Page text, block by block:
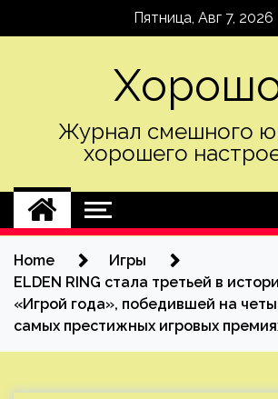
Пятница, Авг 7, 2026
Журнал смешного
хорошего
Home
Игры
ELDEN RING стала третьей в
«Игрой года», победившей на
самых престижных игровых